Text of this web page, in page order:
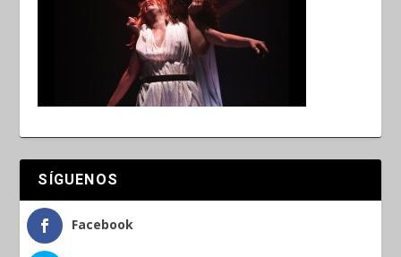
SÍGUENOS
Facebook